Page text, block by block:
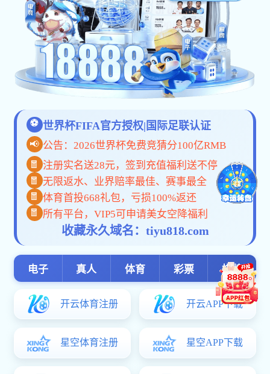
专业设置 专业设置
智能建造技术
无人机测绘技术
休闲农业经营与管理
园林技术专业
植物保护与检疫技术